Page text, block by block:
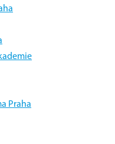
Praha